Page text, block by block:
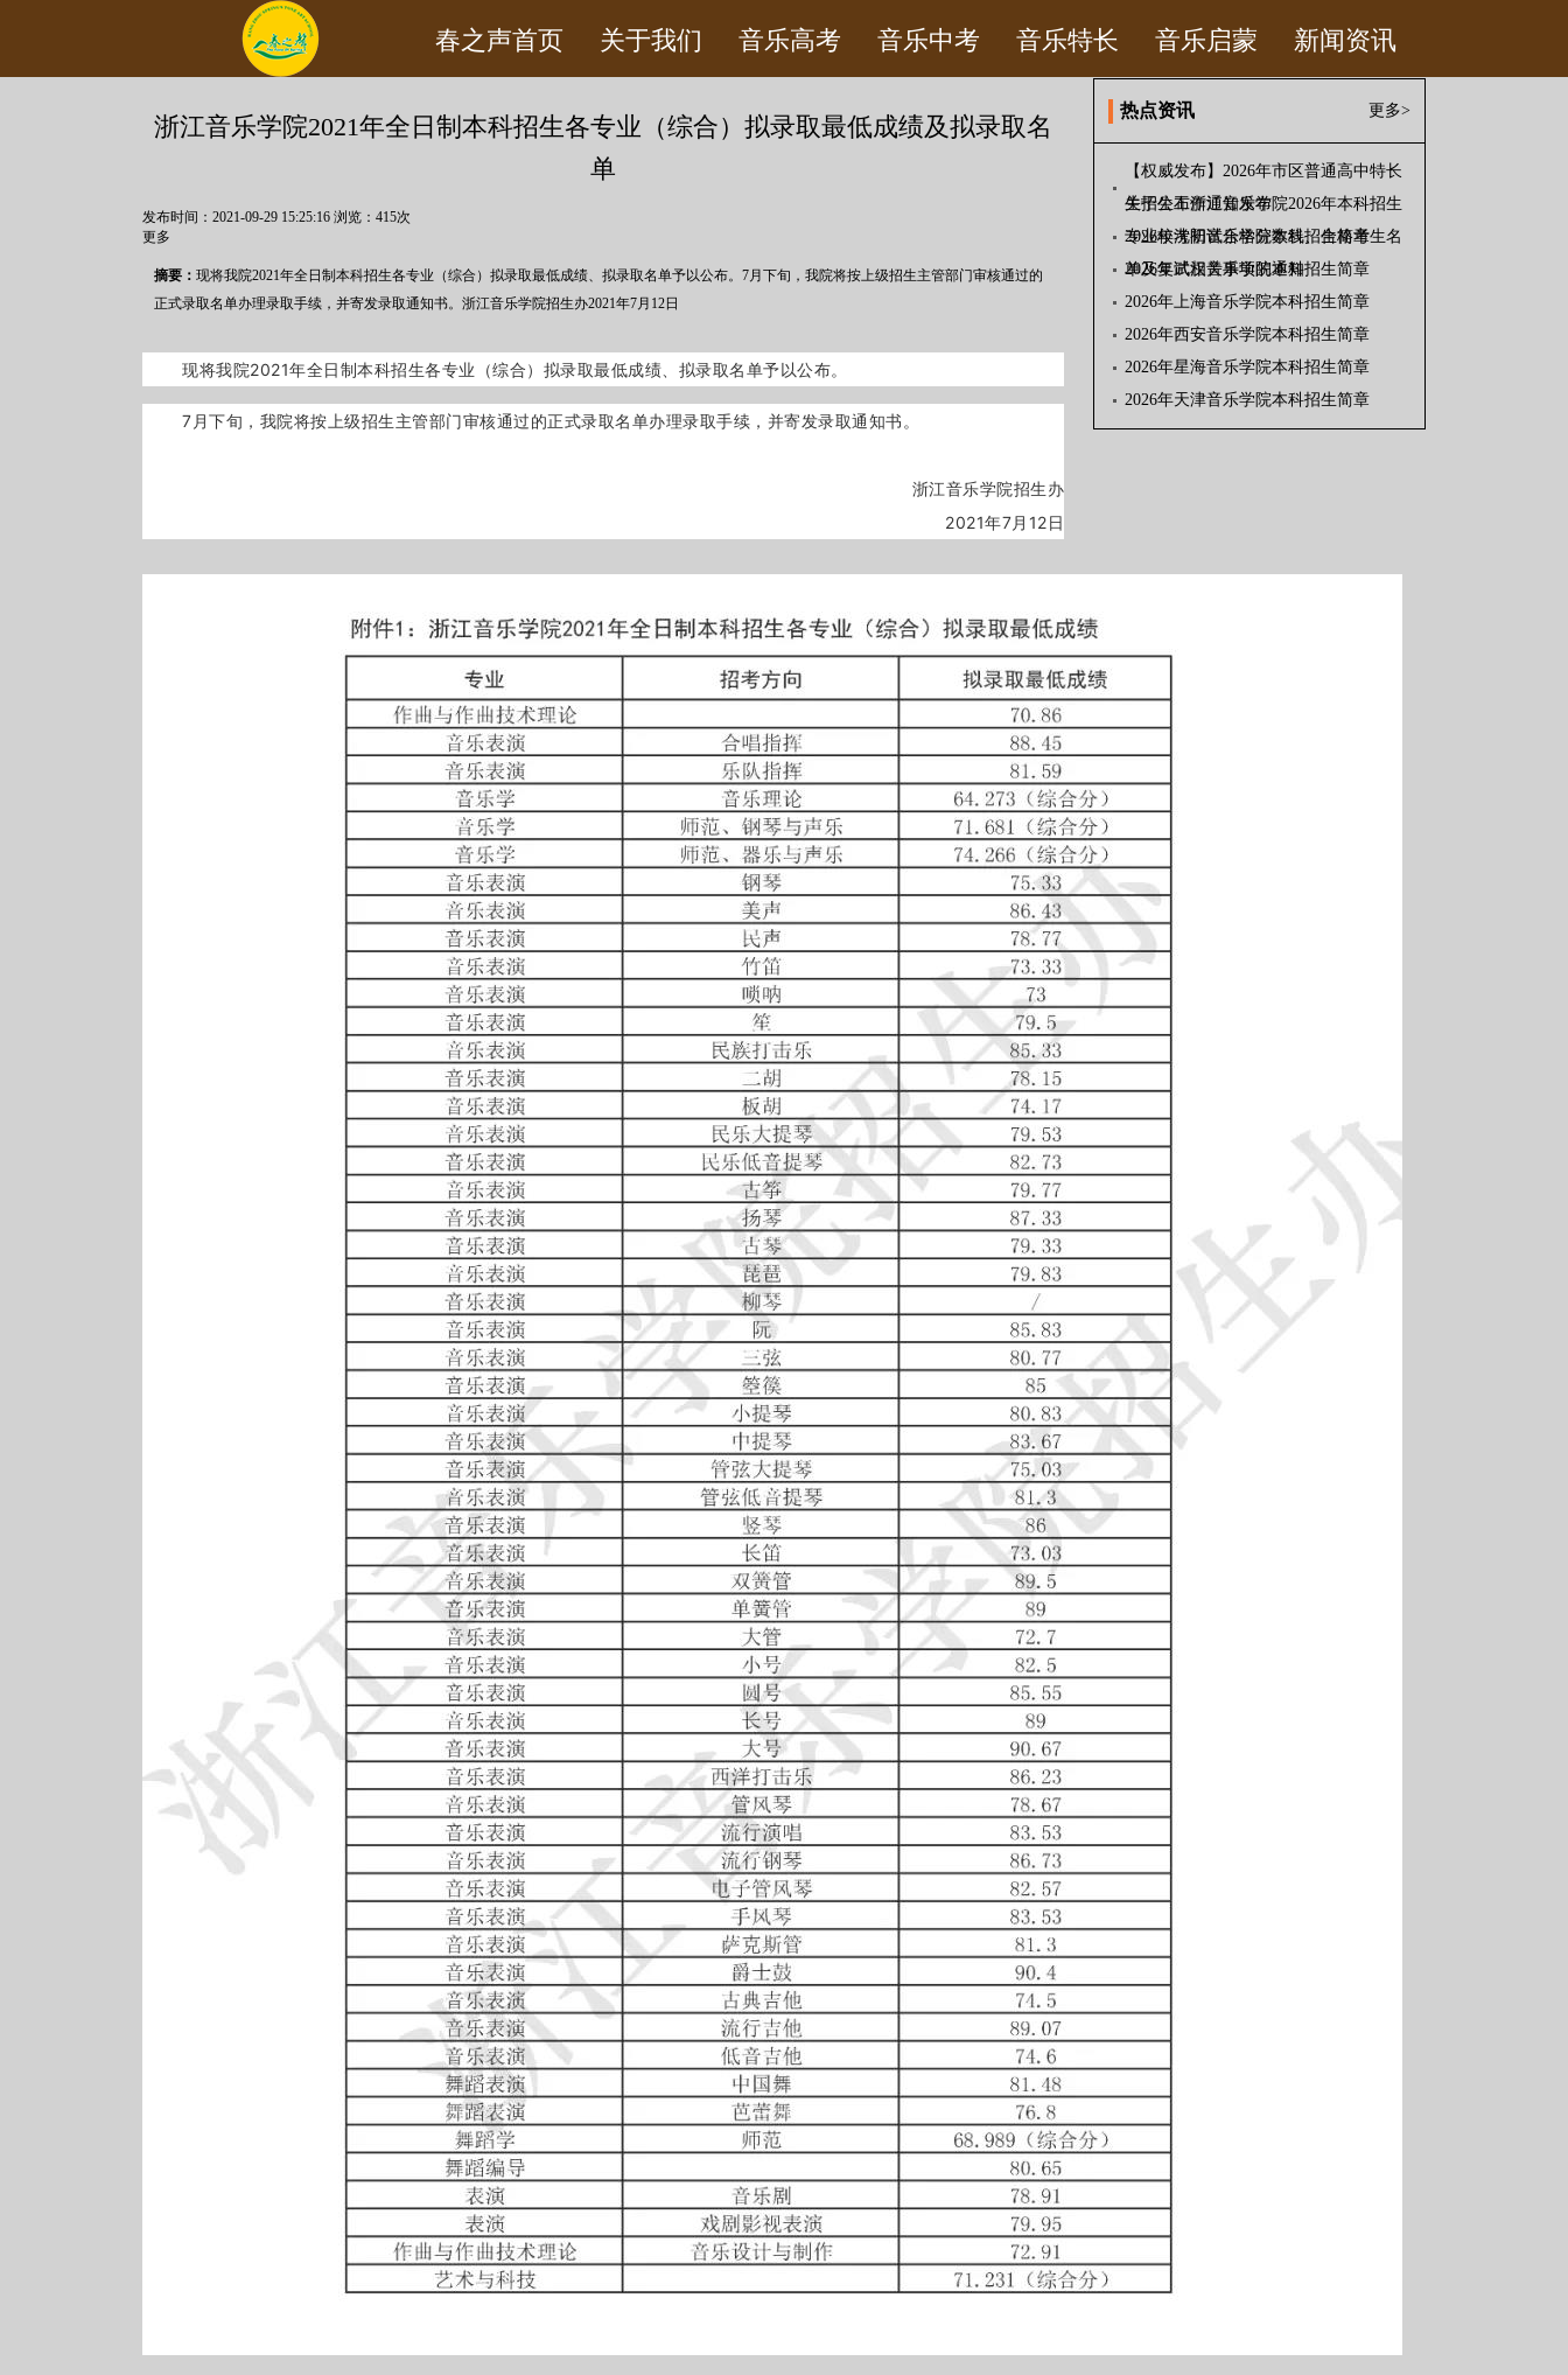
春之声首页 关于我们 音乐高考 音乐中考 音乐特长 音乐启蒙 新闻资讯
您现在的位置： 首页 >> 艺考政策
浙江音乐学院2021年全日制本科招生各专业（综合）拟录取最低成绩及拟录取名
单
发布时间：2021-09-29 15:25:16 浏览： 415次
更多
摘要： 现将我院2021年全日制本科招生各专业（综合）拟录取最低成绩、拟录取名单予以公布。7月下旬，我院将按上级招生主管部门审核通过的
正式录取名单办理录取手续，并寄发录取通知书。浙江音乐学院招生办2021年7月12日
现将我院2021年全日制本科招生各专业（综合）拟录取最低成绩、拟录取名单予以公布。
7月下旬，我院将按上级招生主管部门审核通过的正式录取名单办理录取手续，并寄发录取通知书。
浙江音乐学院招生办
2021年7月12日
热点资讯 更多>
【权威发布】2026年市区普通高中特长
生招生工作通知发布
关于公布浙江音乐学院2026年本科招生
专业校考初试合格分数线、合格考生名
单及复试相关事项的通知
2026年沈阳音乐学院本科招生简章
2026年武汉音乐学院本科招生简章
2026年上海音乐学院本科招生简章
2026年西安音乐学院本科招生简章
2026年星海音乐学院本科招生简章
2026年天津音乐学院本科招生简章